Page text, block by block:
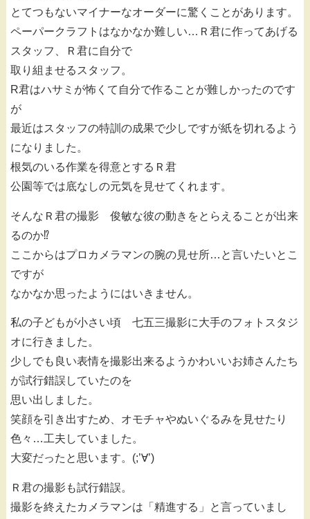
とてつもないマイナーなオーダーに驚くことがあります。
ペーパークラフトはなかなか難しい…Ｒ君に作ってあげる
スタッフ、Ｒ君に自分で
取り組ませるスタッフ。
R君はハサミが怖くて自分で作ることが難しかったのです
が
最近はスタッフの特訓の成果で少しですが紙を切れるよう
になりました。
根気のいる作業を得意とするＲ君
公園等では底なしの元気を見せてくれます。
そんなＲ君の撮影 俊敏な彼の動きをとらえることが出来
るのか⁉
ここからはプロカメラマンの腕の見せ所…と言いたいとこ
ですが
なかなか思ったようにはいきません。
私の子どもが小さい頃 七五三撮影に大手のフォトスタジ
オに行きました。
少しでも良い表情を撮影出来るようかわいいお姉さんたち
が試行錯誤していたのを
思い出しました。
笑顔を引き出すため、オモチャやぬいぐるみを見せたり
色々…工夫していました。
大変だったと思います。(;’∀’)
Ｒ君の撮影も試行錯誤。
撮影を終えたカメラマンは「精進する」と言っていまし